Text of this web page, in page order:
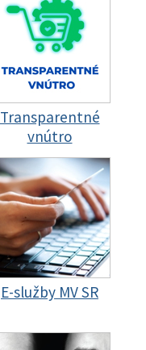
Transparentné
vnútro
E-služby MV SR